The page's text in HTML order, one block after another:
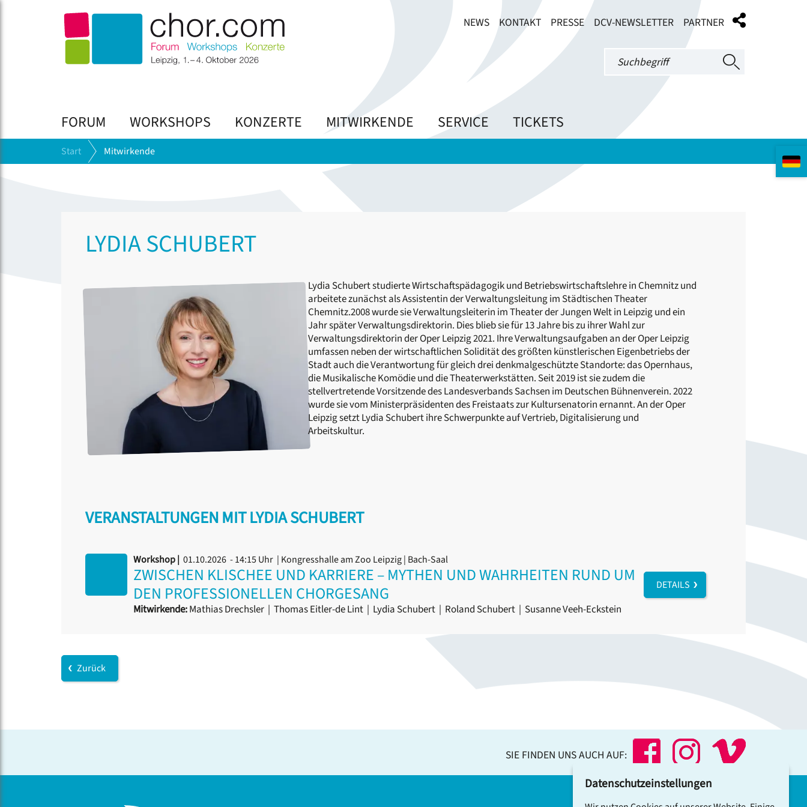
NEWS KONTAKT PRESSE DCV-NEWSLETTER PARTNER
FORUM WORKSHOPS KONZERTE MITWIRKENDE SERVICE TICKETS
Start Mitwirkende
LYDIA SCHUBERT
Lydia Schubert studierte Wirtschaftspädagogik und Betriebswirtschaftslehre in Chemnitz und
arbeitete zunächst als Assistentin der Verwaltungsleitung im Städtischen Theater
Chemnitz.2008 wurde sie Verwaltungsleiterin im Theater der Jungen Welt in Leipzig und ein
Jahr später Verwaltungsdirektorin. Dies blieb sie für 13 Jahre bis zu ihrer Wahl zur
Verwaltungsdirektorin der Oper Leipzig 2021. Ihre Verwaltungsaufgaben an der Oper Leipzig
umfassen neben der wirtschaftlichen Solidität des größten künstlerischen Eigenbetriebs der
Stadt auch die Verantwortung für gleich drei denkmalgeschützte Standorte: das Opernhaus,
die Musikalische Komödie und die Theaterwerkstätten. Seit 2019 ist sie zudem die
stellvertretende Vorsitzende des Landesverbands Sachsen im Deutschen Bühnenverein. 2022
wurde sie vom Ministerpräsidenten des Freistaats zur Kultursenatorin ernannt. An der Oper
Leipzig setzt Lydia Schubert ihre Schwerpunkte auf Vertrieb, Digitalisierung und
Arbeitskultur.
VERANSTALTUNGEN MIT LYDIA SCHUBERT
Workshop | 01.10.2026 - 14:15 Uhr | Kongresshalle am Zoo Leipzig | Bach-Saal
ZWISCHEN KLISCHEE UND KARRIERE – MYTHEN UND WAHRHEITEN RUND UM
DEN PROFESSIONELLEN CHORGESANG
Mitwirkende:Mathias Drechsler | Thomas Eitler-de Lint | Lydia Schubert | Roland Schubert | Susanne Veeh-Eckstein
DETAILS
Zurück
SIE FINDEN UNS AUCH AUF:
Datenschutzeinstellungen